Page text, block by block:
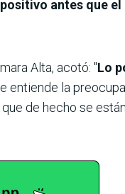
antes que el
Alta, acotó: "Lo
entiende la
de hecho se